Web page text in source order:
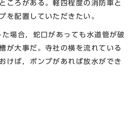
ころがある。軽四程度の消防車と
を配置していただきたい。
場合，蛇口があっても水道管が破
が大事だ。寺社の横を流れている
けば，ポンプがあれば放水ができ